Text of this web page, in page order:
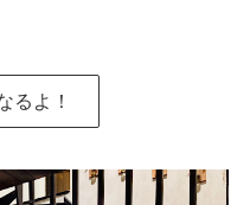
るよ！